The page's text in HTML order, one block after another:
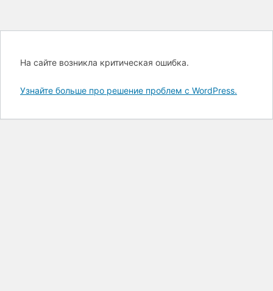
На сайте возникла критическая ошибка.
Узнайте больше про решение проблем с WordPress.